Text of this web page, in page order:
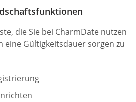
die Sie bei CharmDate nutzen
eine Gültigkeitsdauer sorgen zu